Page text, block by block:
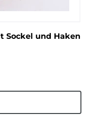
Sockel und Haken